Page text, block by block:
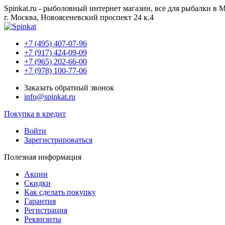
Spinkat.ru - рыболовный интернет магазин, все для рыбалки в
г. Москва, Новоясеневский проспект 24 к.4
+7 (495) 407-07-96
+7 (917) 424-09-09
+7 (965) 202-66-00
+7 (978) 100-77-06
Заказать обратный звонок
info@spinkat.ru
Покупка в кредит
Войти
Зарегистрироваться
Полезная информация
Акции
Скидки
Как сделать покупку
Гарантия
Регистрация
Реквизиты